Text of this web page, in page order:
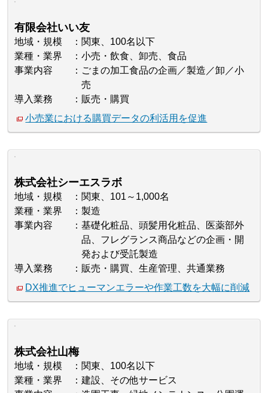
有限会社いい友
地域・規模
関東、100名以下
業種・業界
小売・飲食、卸売、食品
事業内容
ごまの加工食品の企画／製造／卸／小
売
導入業務
販売・購買
小売業における購買データの利活用を促進
株式会社シーエスラボ
地域・規模
関東、101～1,000名
業種・業界
製造
事業内容
基礎化粧品、頭髪用化粧品、医薬部外
品、フレグランス商品などの企画・開
発および受託製造
導入業務
販売・購買、生産管理、共通業務
DX推進でヒューマンエラーや作業工数を大幅に削減
株式会社山梅
地域・規模
関東、100名以下
業種・業界
建設、その他サービス